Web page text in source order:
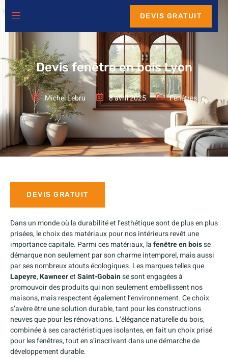
DEVIS GRATUIT
Devis fenêtre en bois Lyon
Michel Lebru 8 avril 2025 Fenêtres
DEVIS GRATUIT
Dans un monde où la durabilité et l’esthétique sont de plus en plus
prisées, le choix des matériaux pour nos intérieurs revêt une
importance capitale. Parmi ces matériaux, lafenêtre en boisse
démarque non seulement par son charme intemporel, mais aussi
par ses nombreux atouts écologiques. Les marques telles que
Lapeyre,KawneeretSaint-Gobainse sont engagées à
promouvoir des produits qui non seulement embellissent nos
maisons, mais respectent également l’environnement. Ce choix
s’avère être une solution durable, tant pour les constructions
neuves que pour les rénovations. L’élégance naturelle du bois,
combinée à ses caractéristiques isolantes, en fait un choix prisé
pour les fenêtres, tout en s’inscrivant dans une démarche de
développement durable.